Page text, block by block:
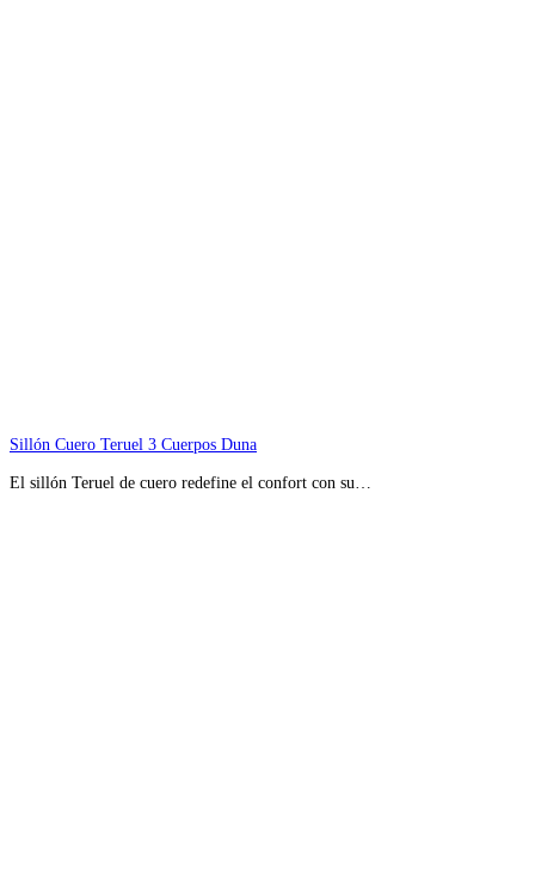
Sillón Cuero Teruel 3 Cuerpos Duna
El sillón Teruel de cuero redefine el confort con su…